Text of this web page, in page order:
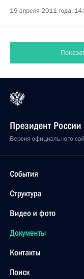
19 апреля 2011 года,
Президент России
Версия официального
События
Структура
Видео и фото
Документы
Контакты
Поиск